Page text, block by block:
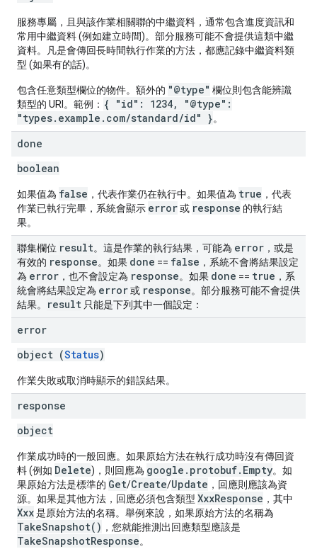
服務專屬，且與該作業相關聯的中繼資料，通常包含進度資訊和
常用中繼資料 (例如建立時間)。部分服務可能不會提供這類中繼
資料。凡是會傳回長時間執行作業的方法，都應記錄中繼資料類
型 (如果有的話)。
包含任意類型欄位的物件。額外的 "@type" 欄位則包含能辨識
類型的 URI。範例： { "id": 1234, "@type":
"types.example.com/standard/id" }。
done
boolean
如果值為 false ，代表作業仍在執行中。如果值為 true ，代表
作業已執行完畢，系統會顯示 error或 response 的執行結
果。
聯集欄位 result。這是作業的執行結果，可能為 error ，或是
有效的 response。如果 done == false ，系統不會將結果設定
為 error ，也不會設定為 response。如果 done == true ，系
統會將結果設定為 error或 response。部分服務可能不會提供
結果。
result 只能是下列其中一個設定：
error
object (Status)
作業失敗或取消時顯示的錯誤結果。
response
object
作業成功時的一般回應。如果原始方法在執行成功時沒有傳回資
料 (例如 Delete)，則回應為 google.protobuf.Empty。如
果原始方法是標準的 Get/Create/Update ，回應則應該為資
源。如果是其他方法，回應必須包含類型 XxxResponse ，其中
Xxx是原始方法的名稱。舉例來說，如果原始方法的名稱為
TakeSnapshot() ，您就能推測出回應類型應該是
TakeSnapshotResponse。